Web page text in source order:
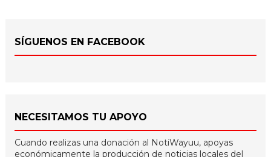
SÍGUENOS EN FACEBOOK
NECESITAMOS TU APOYO
Cuando realizas una donación al NotiWayuu, apoyas
económicamente la producción de noticias locales del